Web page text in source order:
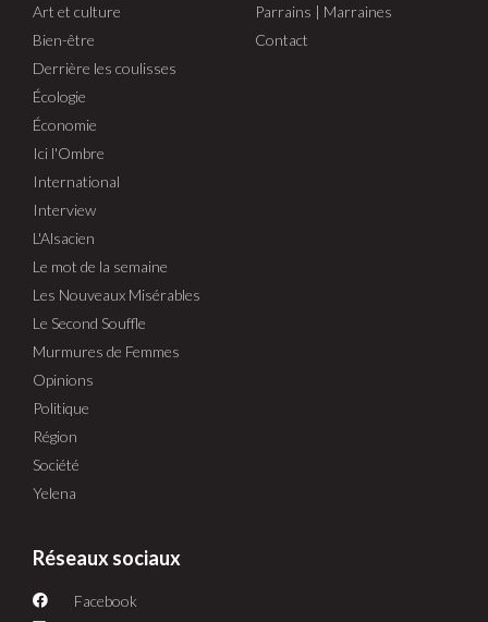
Art et culture
Bien-être
Derrière les coulisses
Écologie
Économie
Ici l'Ombre
International
Interview
L'Alsacien
Le mot de la semaine
Les Nouveaux Misérables
Le Second Souffle
Murmures de Femmes
Opinions
Politique
Région
Société
Yelena
Parrains | Marraines
Contact
Réseaux sociaux
Facebook